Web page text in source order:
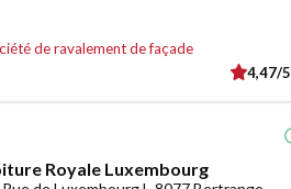
de ravalement de façade
4,47/5
Royale Luxembourg